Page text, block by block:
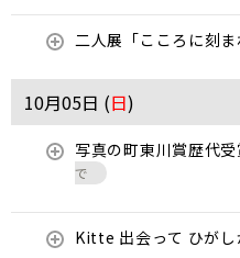
二人展「こころに刻
10月05日 (日)
写真の町東川賞歴代
で
Kitte 出会って ひがし